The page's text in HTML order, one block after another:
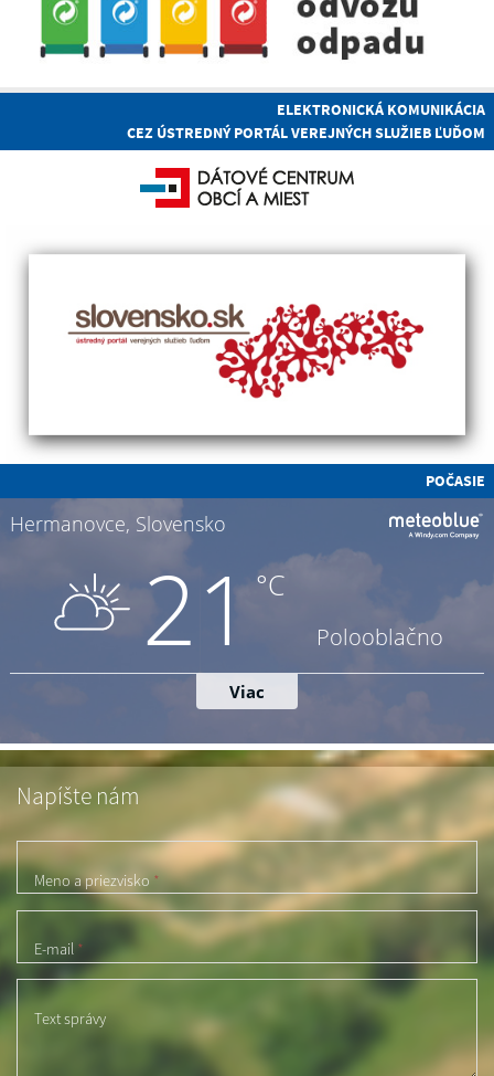
ELEKTRONICKÁ KOMUNIKÁCIA
CEZ ÚSTREDNÝ PORTÁL VEREJNÝCH SLUŽIEB ĽUĎOM
POČASIE
Napíšte nám
Meno a priezvisko *
E-mail *
Text správy